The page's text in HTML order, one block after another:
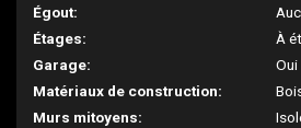
Égout:
Étages:
À
Garage:
Oui
Matériaux de construction:
Murs mitoyens: